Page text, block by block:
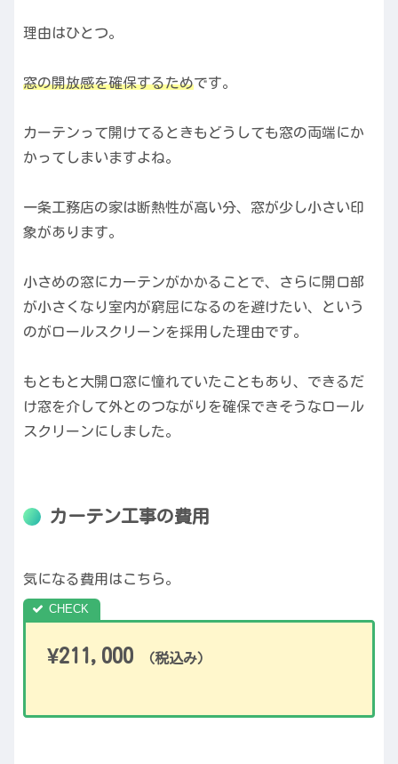
理由はひとつ。
窓の開放感を確保するためです。
カーテンって開けてるときもどうしても窓の両端にか
かってしまいますよね。
一条工務店の家は断熱性が高い分、窓が少し小さい印
象があります。
小さめの窓にカーテンがかかることで、さらに開口部
が小さくなり室内が窮屈になるのを避けたい、という
のがロールスクリーンを採用した理由です。
もともと大開口窓に憧れていたこともあり、できるだ
け窓を介して外とのつながりを確保できそうなロール
スクリーンにしました。
カーテン工事の費用
気になる費用はこちら。
¥211,000 （税込み）